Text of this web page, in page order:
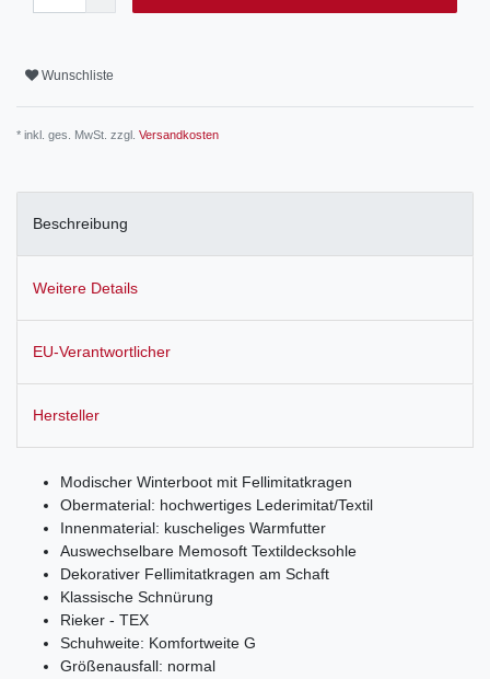
Wunschliste
* inkl. ges. MwSt. zzgl. Versandkosten
Beschreibung
Weitere Details
EU-Verantwortlicher
Hersteller
Modischer Winterboot mit Fellimitatkragen
Obermaterial: hochwertiges Lederimitat/Textil
Innenmaterial: kuscheliges Warmfutter
Auswechselbare Memosoft Textildecksohle
Dekorativer Fellimitatkragen am Schaft
Klassische Schnürung
Rieker - TEX
Schuhweite: Komfortweite G
Größenausfall: normal